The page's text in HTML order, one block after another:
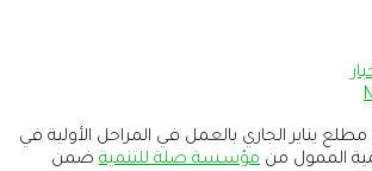
يناير الجاري بالعمل في المراحل الأولية في
الممول من مؤسسة صلة للتنمية ضمن